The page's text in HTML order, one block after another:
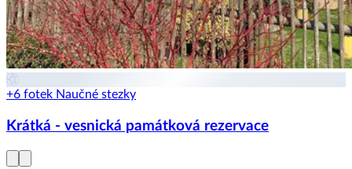
+6 fotek Naučné stezky
Krátká - vesnická památková rezervace